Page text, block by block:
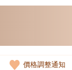
價格調整通知